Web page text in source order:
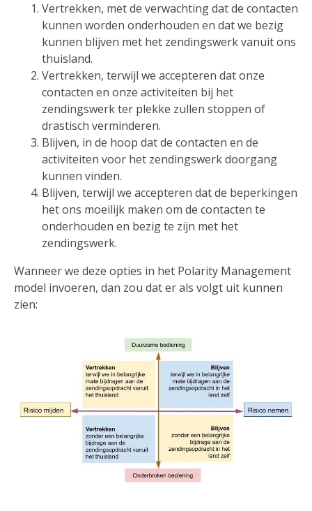
Vertrekken, met de verwachting dat de contacten
kunnen worden onderhouden en dat we bezig
kunnen blijven met het zendingswerk vanuit ons
thuisland.
Vertrekken, terwijl we accepteren dat onze
contacten en onze activiteiten bij het
zendingswerk ter plekke zullen stoppen of
drastisch verminderen.
Blijven, in de hoop dat de contacten en de
activiteiten voor het zendingswerk doorgang
kunnen vinden.
Blijven, terwijl we accepteren dat de beperkingen
het ons moeilijk maken om de contacten te
onderhouden en bezig te zijn met het
zendingswerk.
Wanneer we deze opties in het Polarity Management
model invoeren, dan zou dat er als volgt uit kunnen
zien: